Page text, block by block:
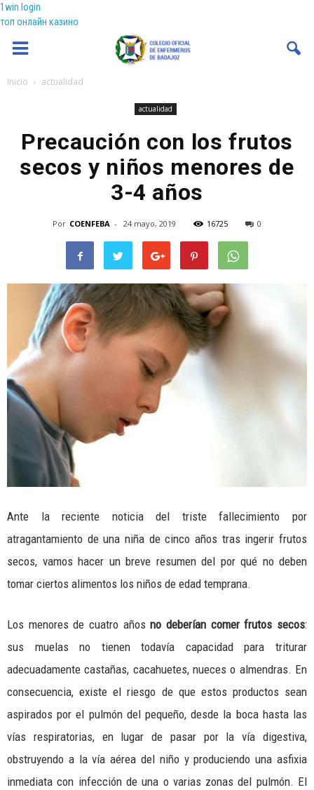
1win login
топ онлайн казино
Coenfeba
Inicio actualidad
actualidad
Precaución con los frutos
secos y niños menores de
3-4 años
Por COENFEBA - 24 mayo, 2019 16725 0
Ante la reciente noticia del triste fallecimiento por
atragantamiento de una niña de cinco años tras ingerir frutos
secos, vamos hacer un breve resumen del por qué no deben
tomar ciertos alimentos los niños de edad temprana.
Los menores de cuatro añosno deberían comer frutos secos:
sus muelas no tienen todavía capacidad para triturar
adecuadamente castañas, cacahuetes, nueces o almendras. En
consecuencia, existe el riesgo de que estos productos sean
aspirados por el pulmón del pequeño, desde la boca hasta las
vías respiratorias, en lugar de pasar por la vía digestiva,
obstruyendo a la vía aérea del niño y produciendo una asfixia
inmediata con infección de una o varias zonas del pulmón. El